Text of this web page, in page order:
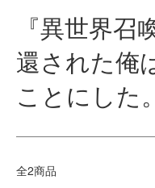
『異世界
還された俺
ことにした
全2商品